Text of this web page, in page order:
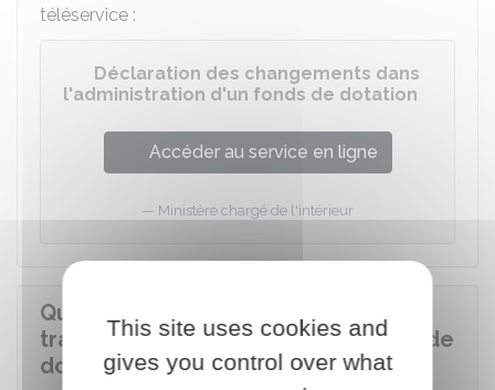
téléservice :
Déclaration des changements dans
l'administration d'un fonds de dotation
Accéder au service en ligne
Ministère chargé de l'intérieur
Quelles sont les obligations de
transparence financière d'un fonds de
dotation ?
This site uses cookies and
gives you control over what